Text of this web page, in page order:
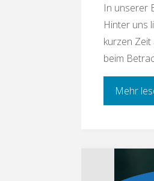
In unserer
Hinter uns
kurzen
beim
Mehr